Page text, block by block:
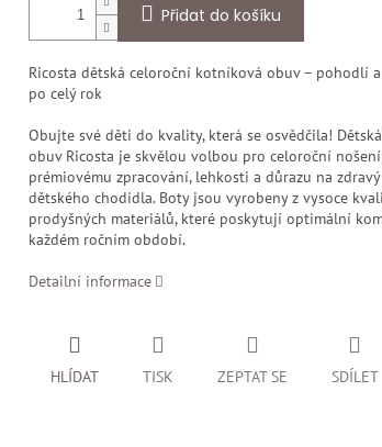
Přidat do košíku
Ricosta dětská celoroční kotníková obuv – pohodlí
po celý rok
Obujte své děti do kvality, která se osvědčila!
obuv Ricosta je skvělou volbou pro celoroční
prémiovému zpracování, lehkosti a důrazu na
dětského chodidla. Boty jsou vyrobeny z vysoce
prodyšných materiálů, které poskytují optimální
každém ročním období.
Detailní informace
TISK ZEPTAT SE
HLÍDAT SDÍLET